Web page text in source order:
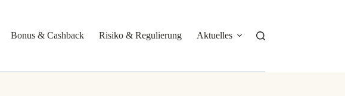
Bonus & Cashback Risiko & Regulierung Aktuelles